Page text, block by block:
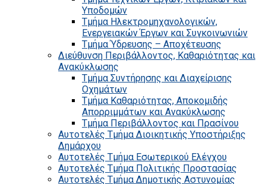
Υποδομών
Τμήμα Ηλεκτρομηχανολογικών,
Ενεργειακών Έργων και Συγκοινωνιών
Τμήμα Ύδρευσης – Αποχέτευσης
Διεύθυνση Περιβάλλοντος, Καθαριότητας και
Ανακύκλωσης
Τμήμα Συντήρησης και Διαχείρισης
Οχημάτων
Τμήμα Καθαριότητας, Αποκομιδής
Απορριμμάτων και Ανακύκλωσης
Τμήμα Περιβάλλοντος και Πρασίνου
Αυτοτελές Τμήμα Διοικητικής Υποστήριξης
Δημάρχου
Αυτοτελές Τμήμα Εσωτερικού Ελέγχου
Αυτοτελές Τμήμα Πολιτικής Προστασίας
Αυτοτελές Τμήμα Δημοτικής Αστυνομίας